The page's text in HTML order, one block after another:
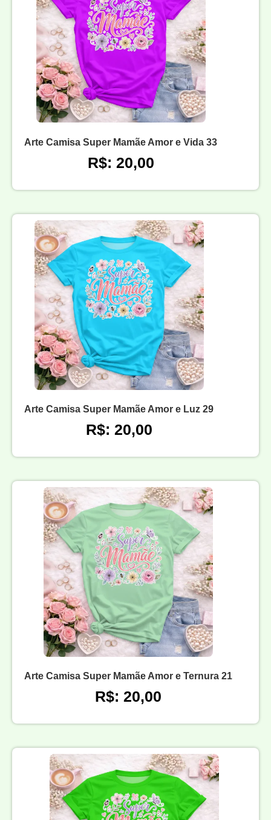
Arte Camisa Super Mamãe Amor e Vida 33
R$: 20,00
Arte Camisa Super Mamãe Amor e Luz 29
R$: 20,00
Arte Camisa Super Mamãe Amor e Ternura 21
R$: 20,00